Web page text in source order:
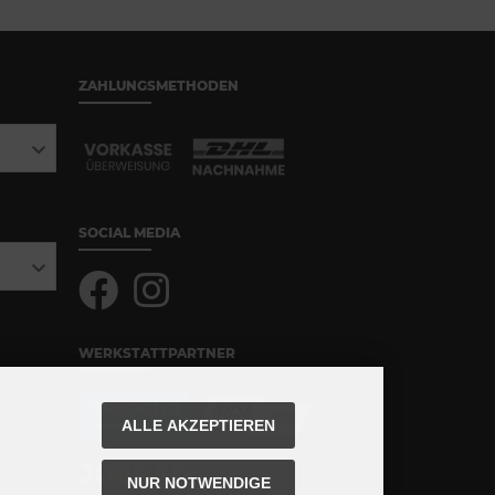
ZAHLUNGSMETHODEN
SOCIAL MEDIA
WERKSTATTPARTNER
ALLE AKZEPTIEREN
NUR NOTWENDIGE